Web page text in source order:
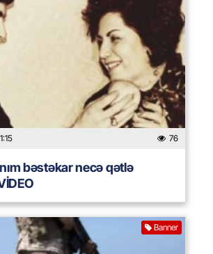
76
bəstəkar necə qətlə
Banner